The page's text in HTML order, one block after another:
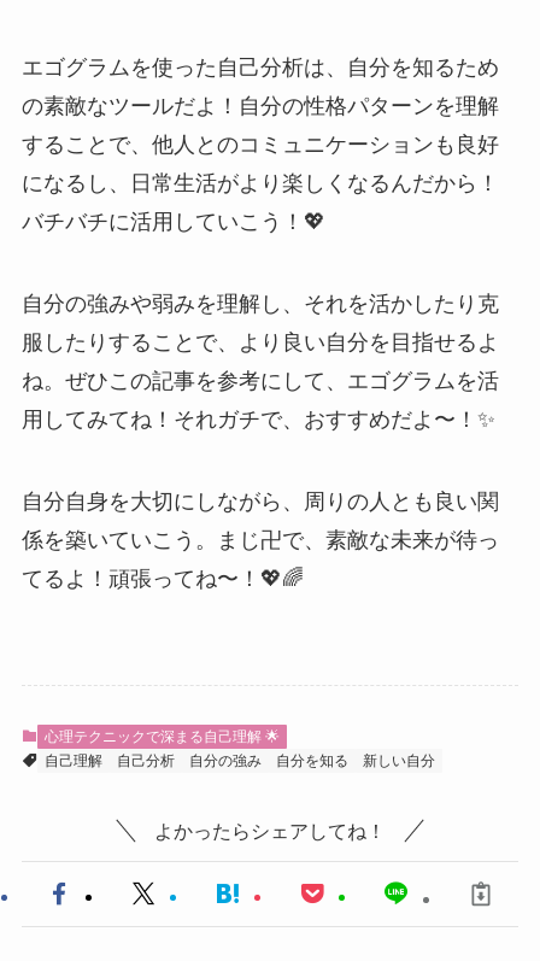
エゴグラムを使った自己分析は、自分を知るため
の素敵なツールだよ！自分の性格パターンを理解
することで、他人とのコミュニケーションも良好
になるし、日常生活がより楽しくなるんだから！
バチバチに活用していこう！💖
自分の強みや弱みを理解し、それを活かしたり克
服したりすることで、より良い自分を目指せるよ
ね。ぜひこの記事を参考にして、エゴグラムを活
用してみてね！それガチで、おすすめだよ〜！✨
自分自身を大切にしながら、周りの人とも良い関
係を築いていこう。まじ卍で、素敵な未来が待っ
てるよ！頑張ってね〜！💖🌈
心理テクニックで深まる自己理解 🌟
自己理解
自己分析 自分の強み 自分を知る 新しい自分
よかったらシェアしてね！